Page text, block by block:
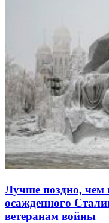
Лучше поздно, чем
осажденного
ветеранам войны